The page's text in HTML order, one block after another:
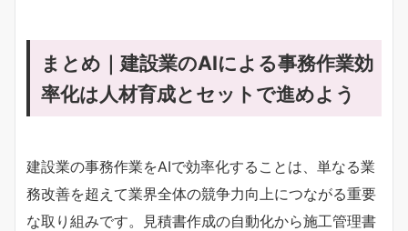
まとめ｜建設業のAIによる事務作業効
率化は人材育成とセットで進めよう
建設業の事務作業をAIで効率化することは、単なる業
務改善を超えて業界全体の競争力向上につながる重要
な取り組みです。見積書作成の自動化から施工管理書